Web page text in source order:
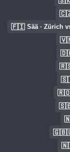
🇫🇮 Sää · Zürich